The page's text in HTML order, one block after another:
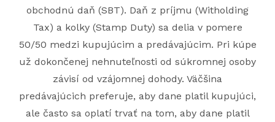
obchodnú daň (SBT). Daň z príjmu (Witholding
Tax) a kolky (Stamp Duty) sa delia v pomere
50/50 medzi kupujúcim a predávajúcim. Pri kúpe
už dokončenej nehnuteľnosti od súkromnej osoby
závisí od vzájomnej dohody. Väčšina
predávajúcich preferuje, aby dane platil kupujúci,
ale často sa oplatí trvať na tom, aby dane platil